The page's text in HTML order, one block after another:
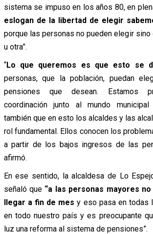
sistema se impuso en los años 80, en
eslogan de la libertad de elegir
porque las personas no pueden elegir sino
u otra”.
“Lo que queremos es que esto se
personas, que la población, puedan
pensiones que desean. Estamos
coordinación junto al mundo
también que en esto los alcaldes y las
rol fundamental. Ellos conocen los
a partir de los bajos ingresos de las
afirmó.
En ese sentido, la alcaldesa de Lo
señaló que“a las personas mayores
llegar a fin de mes y eso pasa en todas
en todo nuestro país y es preocupante
luz una reforma al sistema de pensiones”.